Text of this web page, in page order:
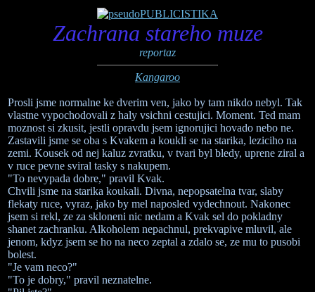
Zachrana stareho muze
reportaz
Kangaroo
Prosli jsme normalne ke dverim ven, jako by tam nikdo nebyl. Tak
vlastne vypochodovali z haly vsichni cestujici. Moment. Ted mam
moznost si zkusit, jestli opravdu jsem ignorujici hovado nebo ne.
Zastavili jsme se oba s Kvakem a koukli se na starika, leziciho na
zemi. Kousek od nej kaluz zvratku, v tvari byl bledy, uprene ziral a
v ruce pevne sviral tasky s nakupem.
"To nevypada dobre," pravil Kvak.
Chvili jsme na starika koukali. Divna, nepopsatelna tvar, slaby
flekaty ruce, vyraz, jako by mel naposled vydechnout. Nakonec
jsem si rekl, ze za skloneni nic nedam a Kvak sel do pokladny
shanet zachranku. Alkoholem nepachnul, prekvapive mluvil, ale
jenom, kdyz jsem se ho na neco zeptal a zdalo se, ze mu to pusobi
bolest.
"Je vam neco?"
"To je dobry," pravil neznatelne.